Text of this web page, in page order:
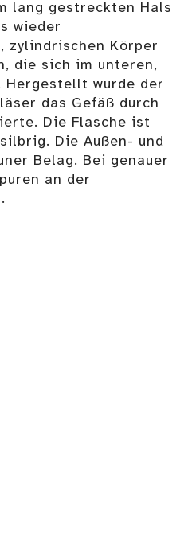
lang gestreckten Hals
wieder
zylindrischen Körper
die sich im unteren,
wurde der
das Gefäß durch
Die Flasche ist
Die Außen- und
Belag. Bei genauer
an der